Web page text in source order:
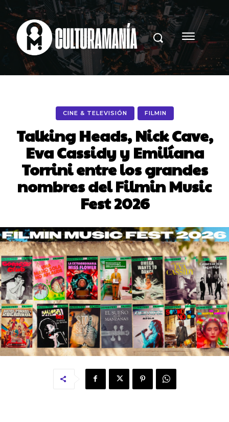
CINE & TELEVISIÓN FILMIN
Talking Heads, Nick Cave,
Eva Cassidy y Emilíana
Torrini entre los grandes
nombres del Filmin Music
Fest 2026